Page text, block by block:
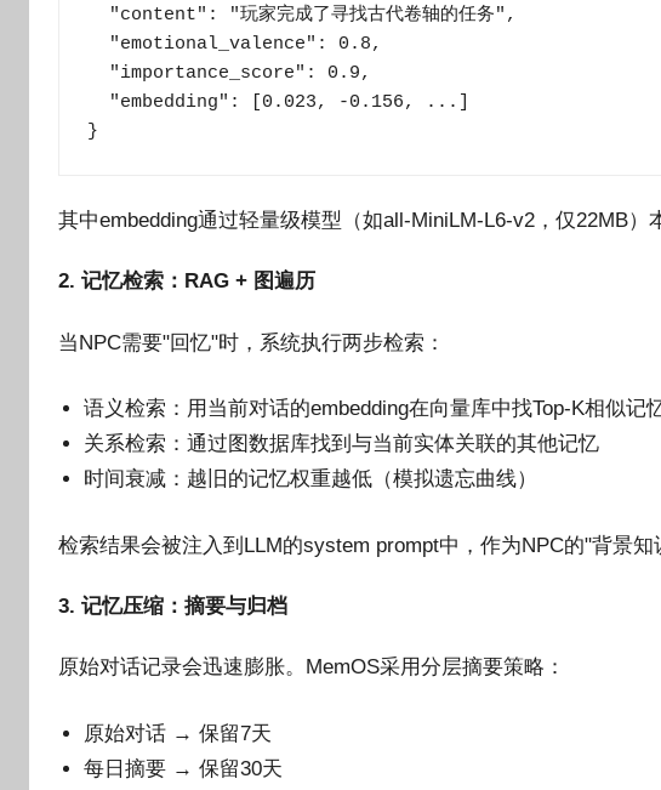
  "content": "玩家完成了寻找古代卷轴的任务",
  "emotional_valence": 0.8,
  "importance_score": 0.9,
  "embedding": [0.023, -0.156, ...]
}
其中embedding通过轻量级模型（如all-MiniLM-L6-v2，仅22MB）
2. 记忆检索：RAG + 图遍历
当NPC需要"回忆"时，系统执行两步检索：
语义检索：用当前对话的embedding在向量库中找Top-K相似记
关系检索：通过图数据库找到与当前实体关联的其他记忆
时间衰减：越旧的记忆权重越低（模拟遗忘曲线）
检索结果会被注入到LLM的system prompt中，作为NPC的"背景知
3. 记忆压缩：摘要与归档
原始对话记录会迅速膨胀。MemOS采用分层摘要策略：
原始对话 → 保留7天
每日摘要 → 保留30天